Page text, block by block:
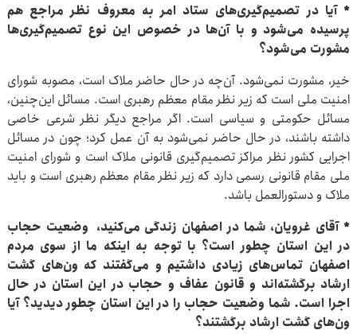
* آیا در تصمیم‌گیری‌های ستاد امر به معروف نظر مراجع هم
پرسیده می‌شود و با آن‌ها در خصوص این نوع تصمیم‌گیری‌ها
مشورت می‌شود؟
خیر، مشورت نمی‌شود. آن‌چه در حال حاضر ملاک است، مصوبه شورای
امنیت ملی است که زیر نظر مقام معظم رهبری است. مسائل این‌چنین،
مسائل حکومتی و سیاسی است. اگر مراجع دیگر نظر شرعی خاصی
داشته باشند، در حال حاضر نمی‌شود به آن عمل کرد؛ چون در مسائل
اجرایی کشور نظر مراکز تصمیم‌گیری قانونی ملاک است و شورای امنیت
ملی مقام قانونی رسمی دارد که زیر نظر مقام معظم رهبری است و باید
ملاک و دستورالعمل باشد.
* آقای غرویان، شما در اصفهان زندگی می‌کنید، وضعیت حجاب
در این استان چطور است؟ با توجه به اینکه ما از سوی مردم
اصفهان تماس‌های زیادی داشتیم و می‌گفتند که ون‌های گشت
ارشاد برگشته‌اند و قانون عفاف و حجاب در این استان در حال
اجرا است. شما وضعیت حجاب را در این استان چطور دیدید؟ آیا
ون‌های گشت ارشاد برگشتند؟